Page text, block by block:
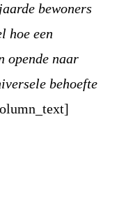
bewoners
hoe een
opende naar
behoefte